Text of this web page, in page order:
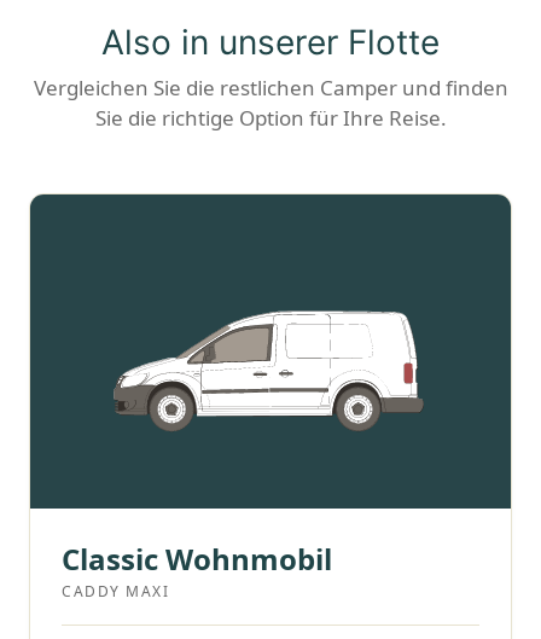
Also in unserer Flotte
Vergleichen Sie die restlichen Camper und finden
Sie die richtige Option für Ihre Reise.
Classic Wohnmobil
CADDY MAXI